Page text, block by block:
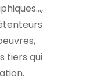
tiers qui